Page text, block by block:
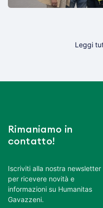
Leggi
Rimaniamo in
contatto!
Iscriviti alla nostra newsletter
per ricevere novità e
informazioni su Humanitas
Gavazzeni.